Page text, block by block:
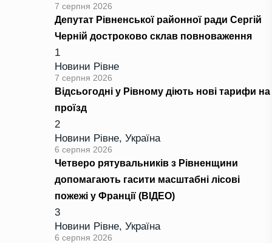
7 серпня 2026
Депутат Рівненської районної ради Сергій
Черній достроково склав повноваження
1
Новини Рівне
7 серпня 2026
Відсьогодні у Рівному діють нові тарифи на
проїзд
2
Новини Рівне, Україна
6 серпня 2026
Четверо рятувальників з Рівненщини
допомагають гасити масштабні лісові
пожежі у Франції (ВІДЕО)
3
Новини Рівне, Україна
6 серпня 2026